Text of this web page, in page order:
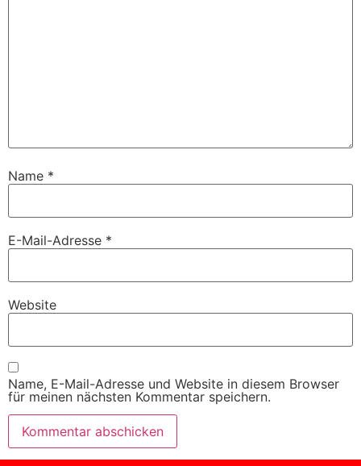
Name *
E-Mail-Adresse *
Website
Name, E-Mail-Adresse und Website in diesem Browser
für meinen nächsten Kommentar speichern.